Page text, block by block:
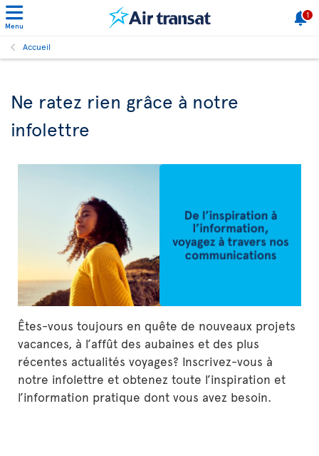
Menu
1
Accueil
Ne ratez rien grâce à notre
infolettre
Êtes-vous toujours en quête de nouveaux projets
vacances, à l’affût des aubaines et des plus
récentes actualités voyages? Inscrivez-vous à
notre infolettre et obtenez toute l’inspiration et
l’information pratique dont vous avez besoin.